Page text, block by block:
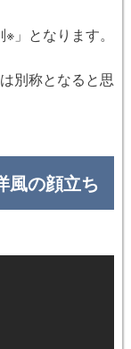
」となります。
別称となると思
風の顔立ち